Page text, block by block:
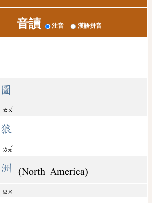
音讀 注音 漢語拼音
圖
ㄊㄨ
ˊ
狼
ㄌㄤ
ˊ
洲 (North America)
ㄓㄡ